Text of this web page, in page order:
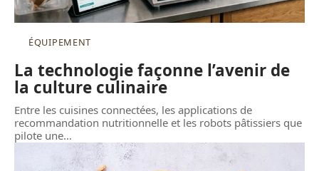
ÉQUIPEMENT
La technologie façonne l’avenir de
la culture culinaire
Entre les cuisines connectées, les applications de
recommandation nutritionnelle et les robots pâtissiers que
pilote une…